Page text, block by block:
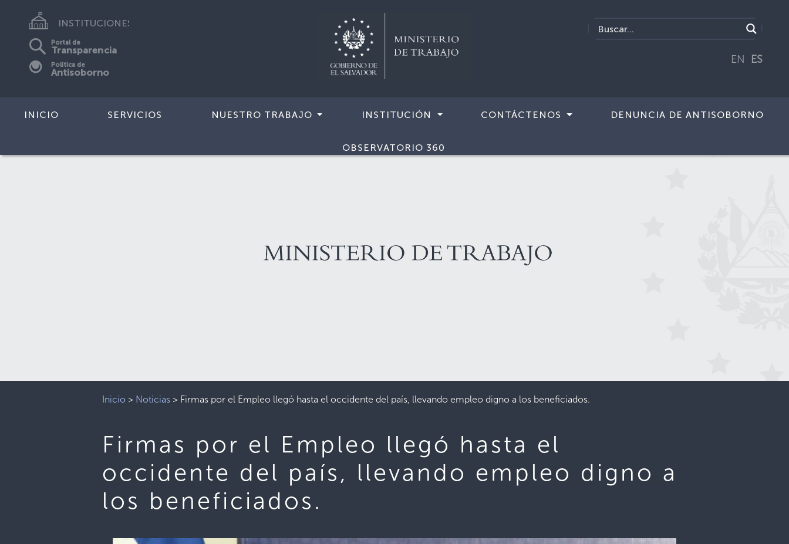
INSTITUCIONES
Portal de
Transparencia
Política de
Antisoborno
EN ES
INICIO SERVICIOS NUESTRO TRABAJO INSTITUCIÓN CONTÁCTENOS DENUNCIA DE ANTISOBORNO
OBSERVATORIO 360
Inicio > Noticias > Firmas por el Empleo llegó hasta el occidente del país, llevando empleo digno a los beneficiados.
Firmas por el Empleo llegó hasta el
occidente del país, llevando empleo digno a
los beneficiados.